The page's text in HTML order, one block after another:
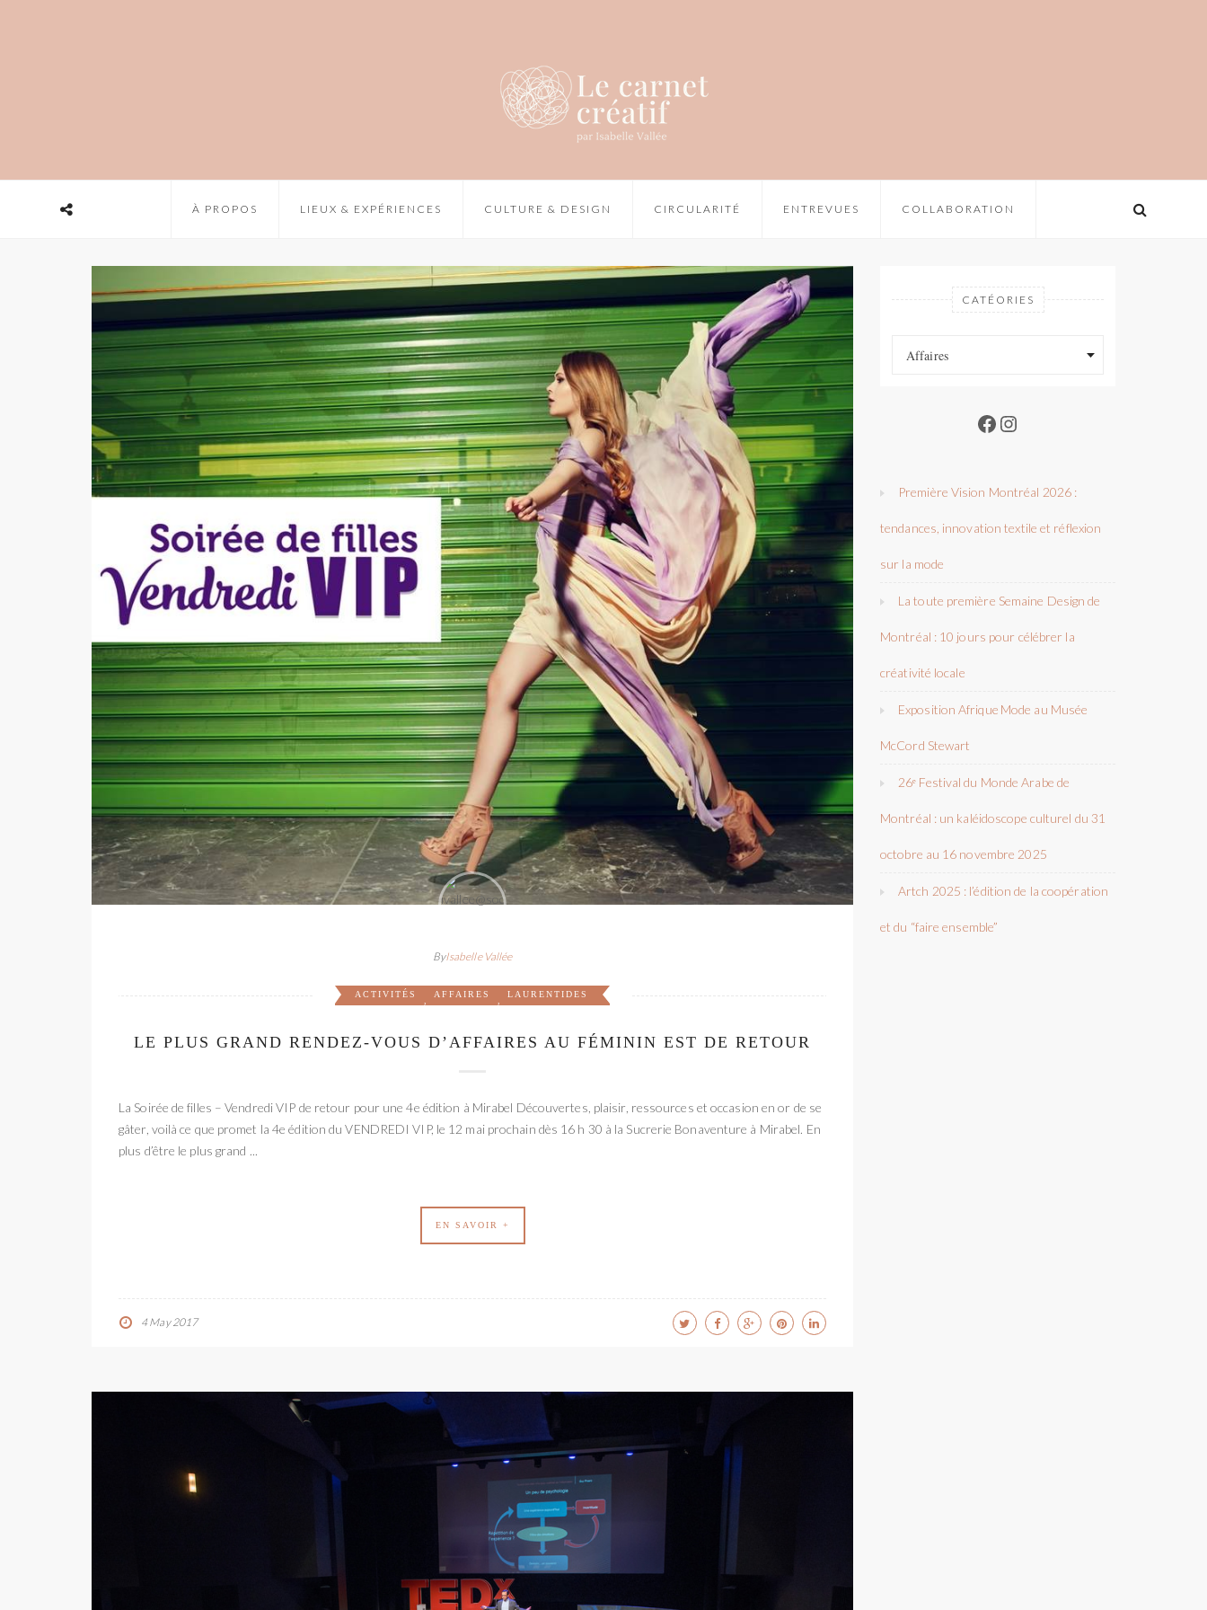
À PROPOS LIEUX & EXPÉRIENCES CULTURE & DESIGN CIRCULARITÉ ENTREVUES COLLABORATION
ByIsabelle Vallée
ACTIVITÉS AFFAIRES LAURENTIDES
LE PLUS GRAND RENDEZ-VOUS D’AFFAIRES AU FÉMININ EST DE RETOUR
La Soirée de filles – Vendredi VIP de retour pour une 4e édition à Mirabel Découvertes, plaisir, ressources et occasion en or de se
gâter, voilà ce que promet la 4e édition du VENDREDI VIP, le 12 mai prochain dès 16 h 30 à la Sucrerie Bonaventure à Mirabel. En
plus d’être le plus grand ...
EN SAVOIR +
4 May 2017
CATÉORIES
Affaires
Facebook
Instagram
Première Vision Montréal 2026 :
tendances, innovation textile et réflexion
sur la mode
La toute première Semaine Design de
Montréal : 10 jours pour célébrer la
créativité locale
Exposition Afrique Mode au Musée
McCord Stewart
26ᵉ Festival du Monde Arabe de
Montréal : un kaléidoscope culturel du 31
octobre au 16 novembre 2025
Artch 2025 : l’édition de la coopération
et du “faire ensemble”